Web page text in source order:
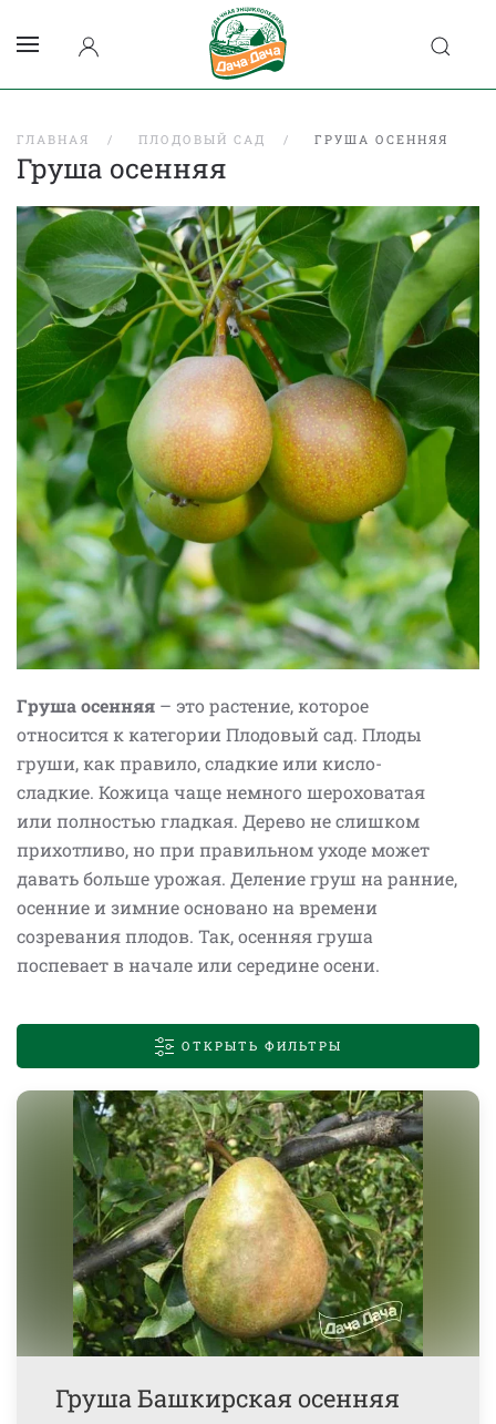
ГЛАВНАЯ ПЛОДОВЫЙ САД ГРУША ОСЕННЯЯ
Груша осенняя
Груша осенняя – это растение, которое
относится к категории Плодовый сад. Плоды
груши, как правило, сладкие или кисло-
сладкие. Кожица чаще немного шероховатая
или полностью гладкая. Дерево не слишком
прихотливо, но при правильном уходе может
давать больше урожая. Деление груш на ранние,
осенние и зимние основано на времени
созревания плодов. Так, осенняя груша
поспевает в начале или середине осени.
ОТКРЫТЬ ФИЛЬТРЫ
Груша Башкирская осенняя